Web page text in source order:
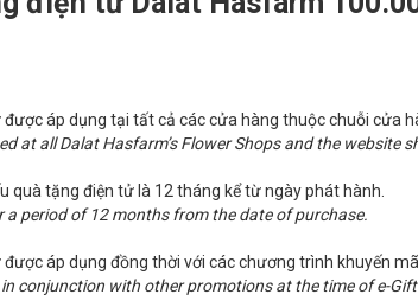
được áp dụng tại tất cả các cửa hàng thuộc chuỗi
at all Dalat Hasfarm’s Flower Shops and the website
quà tặng điện tử là 12 tháng kể từ ngày phát hành.
a period of 12 months from the date of purchase.
áp dụng đồng thời với các chương trình khuyến
conjunction with other promotions at the time of e-